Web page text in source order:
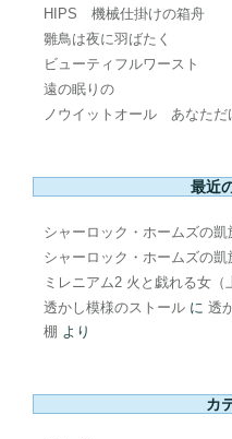
HIPS 機械仕掛けの箱舟
雛鳥は夜に羽ばたく
ビューティフルワースト
遠の眠りの
ノウイットオール あなただ
最近
シャーロック・ホームズの凱
シャーロック・ホームズの凱
ミレニアム2 火と戯れる女（
透かし模様のストール に 透
棚 より
カ